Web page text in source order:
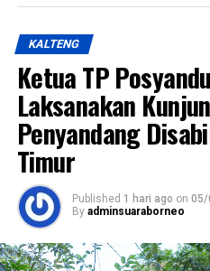
KALTENG
Ketua TP
Laksanakan
Penyandang
Timur
Published 1 hari ago on 05/
By adminsuaraborneo